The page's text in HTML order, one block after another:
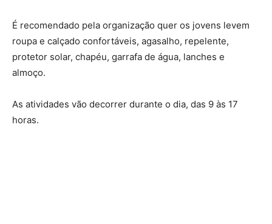
É recomendado pela organização quer os jovens levem
roupa e calçado confortáveis, agasalho, repelente,
protetor solar, chapéu, garrafa de água, lanches e
almoço.
As atividades vão decorrer durante o dia, das 9 às 17
horas.